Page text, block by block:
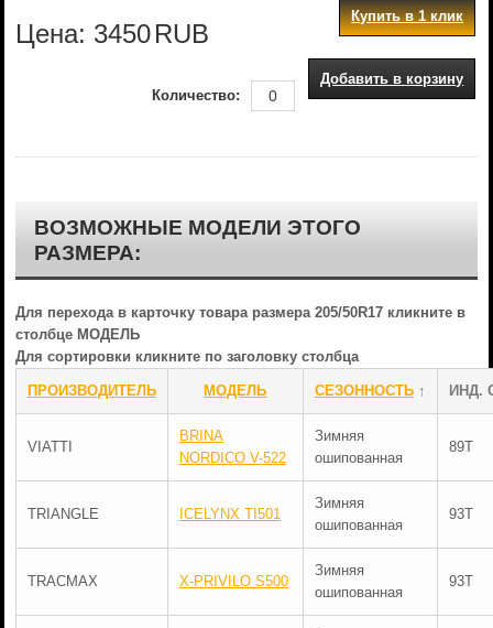
Цена: 3450RUB
Купить в 1 клик
Добавить в корзину
Количество:
ВОЗМОЖНЫЕ МОДЕЛИ ЭТОГО
РАЗМЕРА:
Для перехода в карточку товара размера 205/50R17 кликните в
столбце МОДЕЛЬ
Для сортировки кликните по заголовку столбца
ПРОИЗВОДИТЕЛЬ МОДЕЛЬ СЕЗОННОСТЬ↑ ИНД.
VIATTI
BRINA
NORDICO V-522
Зимняя
ошипованная
89T
TRIANGLE ICELYNX TI501
Зимняя
ошипованная
93T
TRACMAX X-PRIVILO S500
Зимняя
ошипованная
93T